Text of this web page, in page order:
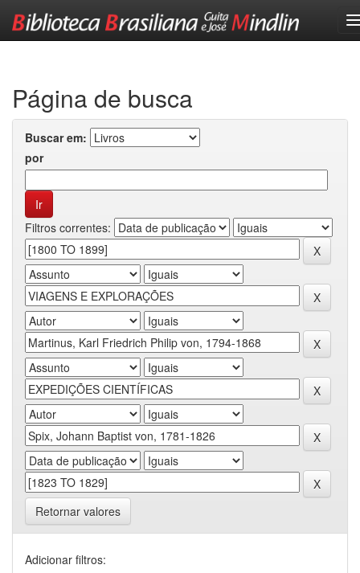
Página de busca
Buscar em:
por
Filtros correntes:
Retornar valores
Adicionar filtros: